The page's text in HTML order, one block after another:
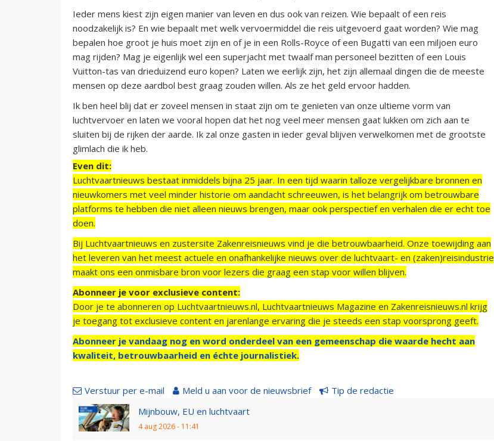
Ieder mens kiest zijn eigen manier van leven en dus ook van reizen. Wie bepaalt of een reis
noodzakelijk is? En wie bepaalt met welk vervoermiddel die reis uitgevoerd gaat worden? Wie mag
bepalen hoe groot je huis moet zijn en of je in een Rolls-Royce of een Bugatti van een miljoen euro
mag rijden? Mag je eigenlijk wel een superjacht met twaalf man personeel bezitten of een Louis
Vuitton-tas van drieduizend euro kopen? Laten we eerlijk zijn, het zijn allemaal dingen die de meeste
mensen op deze aardbol best graag zouden willen. Als ze het geld ervoor hadden.
Ik ben heel blij dat er zoveel mensen in staat zijn om te genieten van onze ultieme vorm van
luchtvervoer en laten we vooral hopen dat het nog veel meer mensen gaat lukken om zich aan te
sluiten bij de rijken der aarde. Ik zal onze gasten in ieder geval blijven verwelkomen met de grootste
glimlach die ik heb.
Even dit:
Luchtvaartnieuws bestaat inmiddels bijna 25 jaar. In een tijd waarin talloze vergelijkbare bronnen en
nieuwkomers met veel minder historie om aandacht schreeuwen, is het belangrijk om betrouwbare
platforms te hebben die niet alleen nieuws brengen, maar ook perspectief en verhalen die er echt toe
doen.
Bij Luchtvaartnieuws en zustersite Zakenreisnieuws vind je die betrouwbaarheid. Onze toewijding aan
het leveren van het meest actuele en onafhankelijke nieuws over de luchtvaart- en (zaken)reisindustrie
maakt ons een onmisbare bron voor lezers die graag een stap voor willen blijven.
Abonneer je voor exclusieve content:
Door je te abonneren op Luchtvaartnieuws.nl, Luchtvaartnieuws Magazine en Zakenreisnieuws.nl krijg
je toegang tot exclusieve content en jarenlange ervaring die je steeds een stap voorsprong geeft.
Abonneer je vandaag nog en word onderdeel van een gemeenschap die waarde hecht aan
kwaliteit, betrouwbaarheid en échte journalistiek.
Verstuur per e-mail Meld u aan voor de nieuwsbrief
Tip de redactie
Mijnbouw, EU en luchtvaart
4 aug 2026 - 11:41